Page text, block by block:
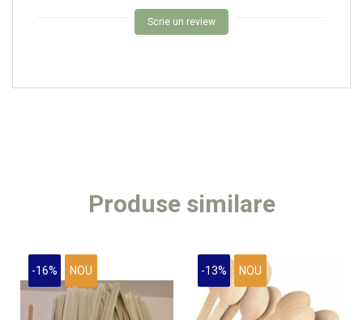
Scrie un review
Produse similare
-16% NOU -13% NOU